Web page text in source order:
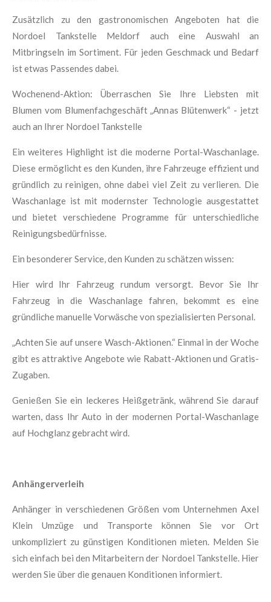
Zusätzlich zu den gastronomischen Angeboten hat die
Nordoel Tankstelle Meldorf auch eine Auswahl an
Mitbringseln im Sortiment. Für jeden Geschmack und Bedarf
ist etwas Passendes dabei.
Wochenend-Aktion: Überraschen Sie Ihre Liebsten mit
Blumen vom Blumenfachgeschäft „Annas Blütenwerk“ - jetzt
auch an Ihrer Nordoel Tankstelle
Ein weiteres Highlight ist die moderne Portal-Waschanlage.
Diese ermöglicht es den Kunden, ihre Fahrzeuge effizient und
gründlich zu reinigen, ohne dabei viel Zeit zu verlieren. Die
Waschanlage ist mit modernster Technologie ausgestattet
und bietet verschiedene Programme für unterschiedliche
Reinigungsbedürfnisse.
Ein besonderer Service, den Kunden zu schätzen wissen:
Hier wird Ihr Fahrzeug rundum versorgt. Bevor Sie Ihr
Fahrzeug in die Waschanlage fahren, bekommt es eine
gründliche manuelle Vorwäsche von spezialisierten Personal.
„Achten Sie auf unsere Wasch-Aktionen.“ Einmal in der Woche
gibt es attraktive Angebote wie Rabatt-Aktionen und Gratis-
Zugaben.
Genießen Sie ein leckeres Heißgetränk, während Sie darauf
warten, dass Ihr Auto in der modernen Portal-Waschanlage
auf Hochglanz gebracht wird.
Anhängerverleih
Anhänger in verschiedenen Größen vom Unternehmen Axel
Klein Umzüge und Transporte können Sie vor Ort
unkompliziert zu günstigen Konditionen mieten. Melden Sie
sich einfach bei den Mitarbeitern der Nordoel Tankstelle. Hier
werden Sie über die genauen Konditionen informiert.